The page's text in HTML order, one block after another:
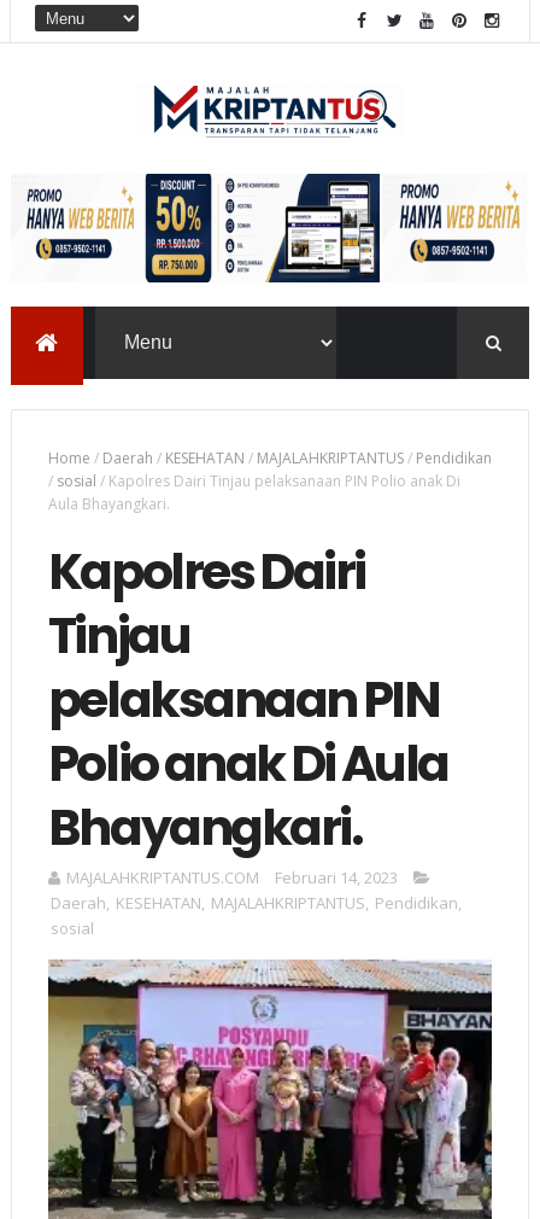
Home / Daerah / KESEHATAN / MAJALAHKRIPTANTUS/ Pendidikan
/ sosial / Kapolres Dairi Tinjau pelaksanaan PIN Polio anak Di
Aula Bhayangkari.
Kapolres Dairi
Tinjau
pelaksanaan PIN
Polio anak Di Aula
Bhayangkari.
MAJALAHKRIPTANTUS.COM
Februari 14, 2023
Daerah, KESEHATAN, MAJALAHKRIPTANTUS, Pendidikan,
sosial